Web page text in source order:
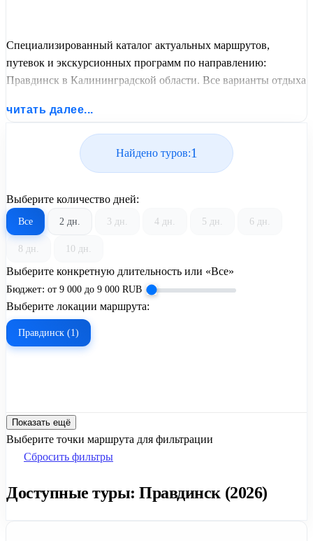
Специализированный каталог актуальных маршрутов,
путевок и экскурсионных программ по направлению:
Правдинск в Калининградской области. Все варианты отдыха
проездом и актуальным графиком заездов от United Travel
читать далее...
Найдено туров:1
Выберите количество дней:
Все 2 дн. 3 дн. 4 дн. 5 дн. 6 дн.
8 дн. 10 дн.
Выберите конкретную длительность или «Все»
Бюджет: от 9 000 до 9 000 RUB
Выберите локации маршрута:
Правдинск (1)
Показать ещё
Выберите точки маршрута для фильтрации
Сбросить фильтры
Доступные туры: Правдинск (2026)